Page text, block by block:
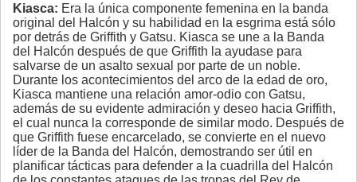
Kiasca: Era la única componente femenina en la banda
original del Halcón y su habilidad en la esgrima está sólo
por detrás de Griffith y Gatsu. Kiasca se une a la Banda
del Halcón después de que Griffith la ayudase para
salvarse de un asalto sexual por parte de un noble.
Durante los acontecimientos del arco de la edad de oro,
Kiasca mantiene una relación amor-odio con Gatsu,
además de su evidente admiración y deseo hacia Griffith,
el cual nunca la corresponde de similar modo. Después de
que Griffith fuese encarcelado, se convierte en el nuevo
líder de la Banda del Halcón, demostrando ser útil en
planificar tácticas para defender a la cuadrilla del Halcón